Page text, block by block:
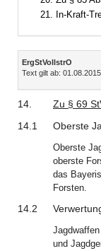
21. In-Kraft-
Inhalt
ErgStVollstrO
Text gilt ab: 01.08.2015
14. Zu § 69
14.1
Oberste
Oberste
oberste
das
Forsten.
14.2
und